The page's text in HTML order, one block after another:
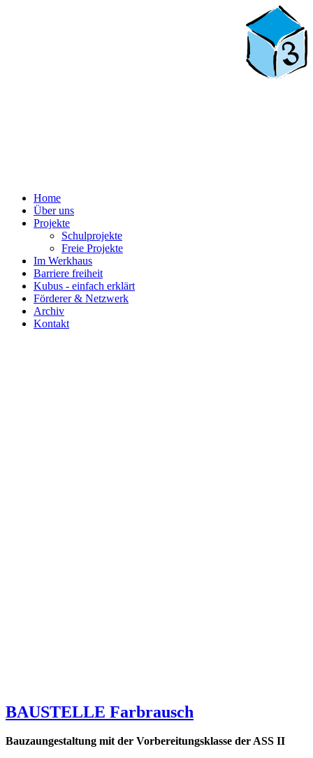
Home
Über uns
Projekte
Schulprojekte
Freie Projekte
Im Werkhaus
Barriere freiheit
Kubus - einfach erklärt
Förderer & Netzwerk
Archiv
Kontakt
BAUSTELLE Farbrausch
Bauzaungestaltung mit der Vorbereitungsklasse der ASS II